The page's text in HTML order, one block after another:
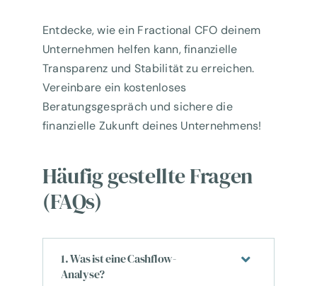
Entdecke, wie ein Fractional CFO deinem
Unternehmen helfen kann, finanzielle
Transparenz und Stabilität zu erreichen.
Vereinbare ein kostenloses
Beratungsgespräch und sichere die
finanzielle Zukunft deines Unternehmens!
Häufig gestellte Fragen
(FAQs)
1. Was ist eine Cashflow-
Analyse?